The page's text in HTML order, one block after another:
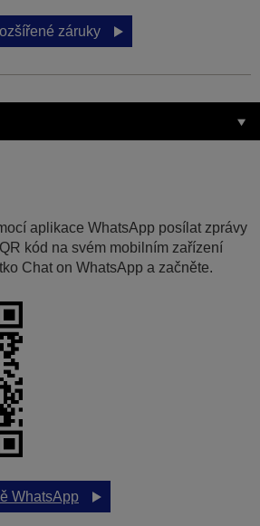
záruky
aplikace WhatsApp posílat zprávy
kód na svém mobilním zařízení
Chat on WhatsApp a začněte.
WhatsApp